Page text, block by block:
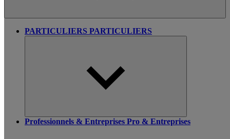
PARTICULIERS PARTICULIERS
Professionnels & Entreprises Pro & Entreprises